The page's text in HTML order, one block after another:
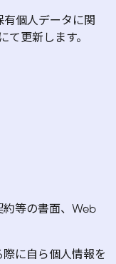
個人データに関
て更新します。
等の書面、Web
に自ら個人情報を